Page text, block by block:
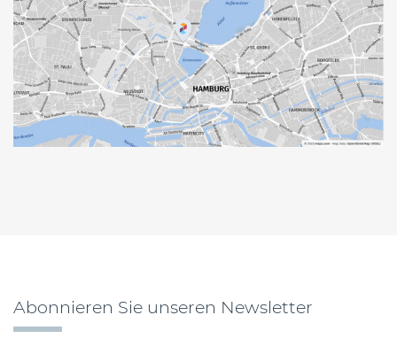
Abonnieren Sie unseren Newsletter